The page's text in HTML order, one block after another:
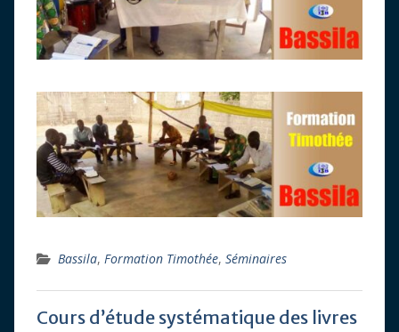
Bassila, Formation Timothée, Séminaires
Cours d’étude systématique des livres